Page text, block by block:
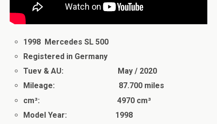
1998 Mercedes SL 500
Registered in Germany
Tuev & AU: May / 2020
Mileage: 87.700 miles
cm³: 4970 cm³
Model Year: 1998